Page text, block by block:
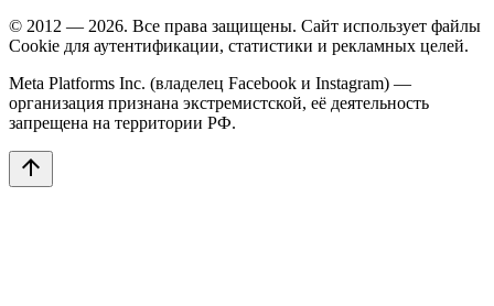
© 2012 — 2026. Все права защищены. Сайт использует файлы
Cookie для аутентификации, статистики и рекламных целей.
Meta Platforms Inc. (владелец Facebook и Instagram) —
организация признана экстремистской, её деятельность
запрещена на территории РФ.
arrow_upward